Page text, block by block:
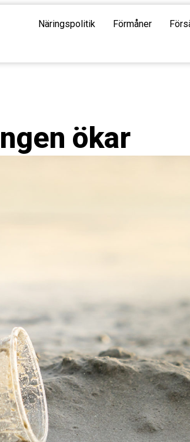
Näringspolitik Förmåner
ökar